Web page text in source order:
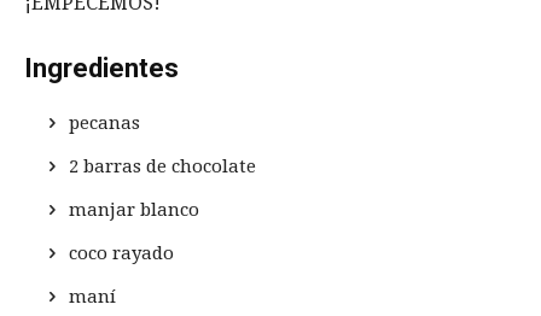
Ingredientes
pecanas
2 barras de chocolate
manjar blanco
coco rayado
maní